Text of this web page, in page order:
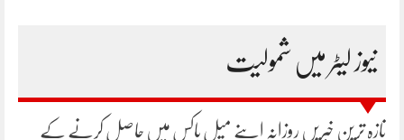
نیوز لیٹر میں شمولیت
تازہ ترین خبریں روزانہ اپنے میل باکس میں حاصل کرنے کے